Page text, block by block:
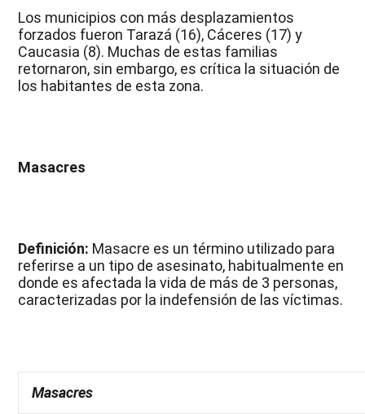
Los municipios con más desplazamientos
forzados fueron Tarazá (16), Cáceres (17) y
Caucasia (8). Muchas de estas familias
retornaron, sin embargo, es crítica la situación de
los habitantes de esta zona.
Masacres
Definición: Masacre es un término utilizado para
referirse a un tipo de asesinato, habitualmente en
donde es afectada la vida de más de 3 personas,
caracterizadas por la indefensión de las víctimas.
Masacres